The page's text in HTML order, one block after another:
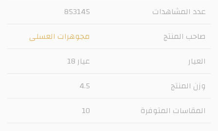
عدد المشاهدات
853145
صاحب المنتج
مجوهرات العسلى
العيار
عيار 18
وزن المنتج
4.5
المقاسات المتوفرة
10